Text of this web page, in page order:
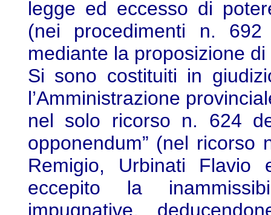
legge ed eccesso di
(nei procedimenti n.
mediante la proposizione
Si sono costituiti in
l’Amministrazione
nel solo ricorso n. 624
opponendum” (nel
Remigio, Urbinati Flavio
eccepito la
impugnative,